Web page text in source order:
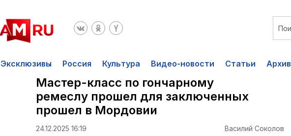
Эксклюзивы Россия Культура Видео-новости Статьи Архив
Мастер-класс по гончарному
ремеслу прошел для заключенных
прошел в Мордовии
24.12.2025 16:19 Василий Соколов